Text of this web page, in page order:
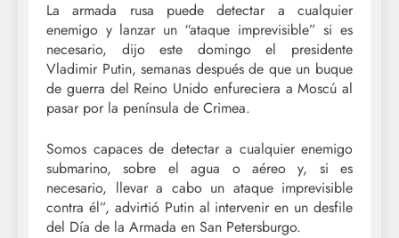
La armada rusa puede detectar a cualquier
enemigo y lanzar un “ataque imprevisible” si es
necesario, dijo este domingo el presidente
Vladimir Putin, semanas después de que un buque
de guerra del Reino Unido enfureciera a Moscú al
pasar por la península de Crimea.
Somos capaces de detectar a cualquier enemigo
submarino, sobre el agua o aéreo y, si es
necesario, llevar a cabo un ataque imprevisible
contra él”, advirtió Putin al intervenir en un desfile
del Día de la Armada en San Petersburgo.